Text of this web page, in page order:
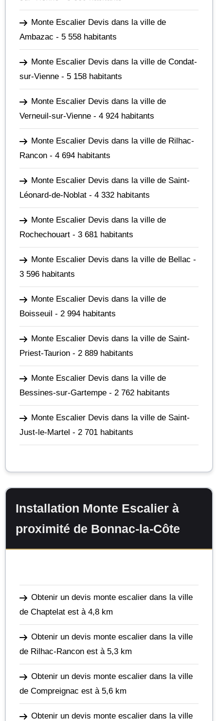
Monte Escalier Devis dans la ville de
Ambazac - 5 558 habitants
Monte Escalier Devis dans la ville de Condat-
sur-Vienne - 5 158 habitants
Monte Escalier Devis dans la ville de
Verneuil-sur-Vienne - 4 924 habitants
Monte Escalier Devis dans la ville de Rilhac-
Rancon - 4 694 habitants
Monte Escalier Devis dans la ville de Saint-
Léonard-de-Noblat - 4 332 habitants
Monte Escalier Devis dans la ville de
Rochechouart - 3 681 habitants
Monte Escalier Devis dans la ville de Bellac -
3 596 habitants
Monte Escalier Devis dans la ville de
Boisseuil - 2 994 habitants
Monte Escalier Devis dans la ville de Saint-
Priest-Taurion - 2 889 habitants
Monte Escalier Devis dans la ville de
Bessines-sur-Gartempe - 2 762 habitants
Monte Escalier Devis dans la ville de Saint-
Just-le-Martel - 2 701 habitants
Installation Monte Escalier à
proximité de Bonnac-la-Côte
Obtenir un devis monte escalier dans la ville
de Chaptelat est à 4,8 km
Obtenir un devis monte escalier dans la ville
de Rilhac-Rancon est à 5,3 km
Obtenir un devis monte escalier dans la ville
de Compreignac est à 5,6 km
Obtenir un devis monte escalier dans la ville